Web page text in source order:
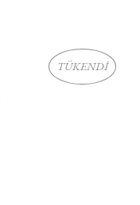
TÜKENDİ